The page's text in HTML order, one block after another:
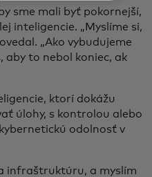
sme mali byť pokornejší,
inteligencie. „Myslíme si,
„Ako vybudujeme
aby to nebol koniec, ak
ktorí dokážu
úlohy, s kontrolou alebo
odolnosť v
infraštruktúru, a myslím